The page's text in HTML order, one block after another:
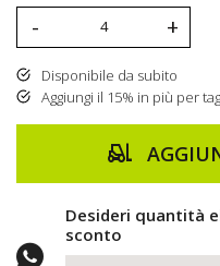
- +
Disponibile da subito
Aggiungi il 15% in più per
Desideri quantità
sconto